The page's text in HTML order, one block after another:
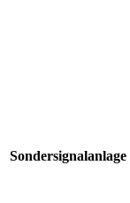
Sondersignalanlage